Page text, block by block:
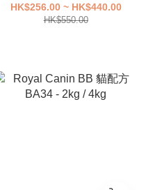
HK$256.00 ~ HK$440.00
HK$550.00